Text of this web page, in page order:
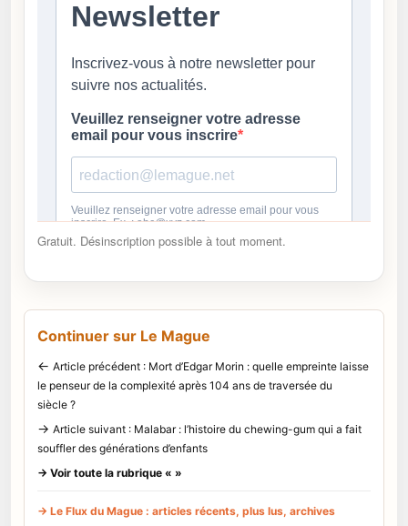
Gratuit. Désinscription possible à tout moment.
Continuer sur Le Mague
← Article précédent : Mort d’Edgar Morin : quelle empreinte laisse
le penseur de la complexité après 104 ans de traversée du
siècle ?
→ Article suivant : Malabar : l’histoire du chewing-gum qui a fait
souffler des générations d’enfants
→ Voir toute la rubrique « »
→ Le Flux du Mague : articles récents, plus lus, archives